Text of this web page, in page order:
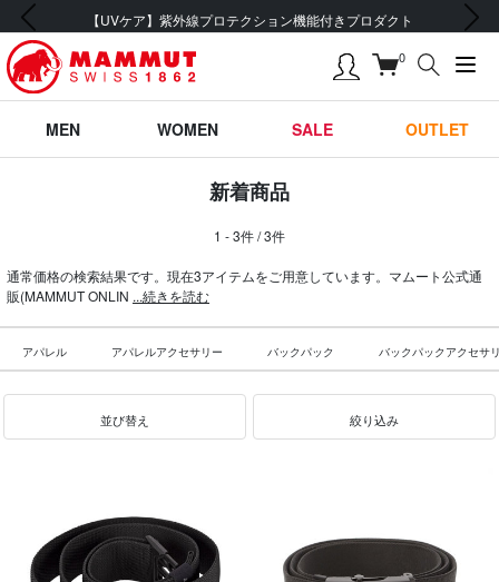
【UVケア】紫外線プロテクション機能付きプロダクト
前の画像 次の画像
0
MEN WOMEN SALE OUTLET
新着商品
1 - 3件 / 3件
通常価格の検索結果です。現在3アイテムをご用意しています。マムート公式通
販(MAMMUT ONLIN ...続きを読む
アパレル アパレルアクセサリー バックパック バックパックアクセサ
並び替え 絞り込み